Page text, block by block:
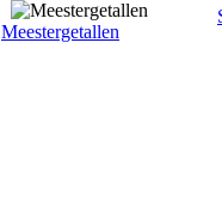
Meestergetallen